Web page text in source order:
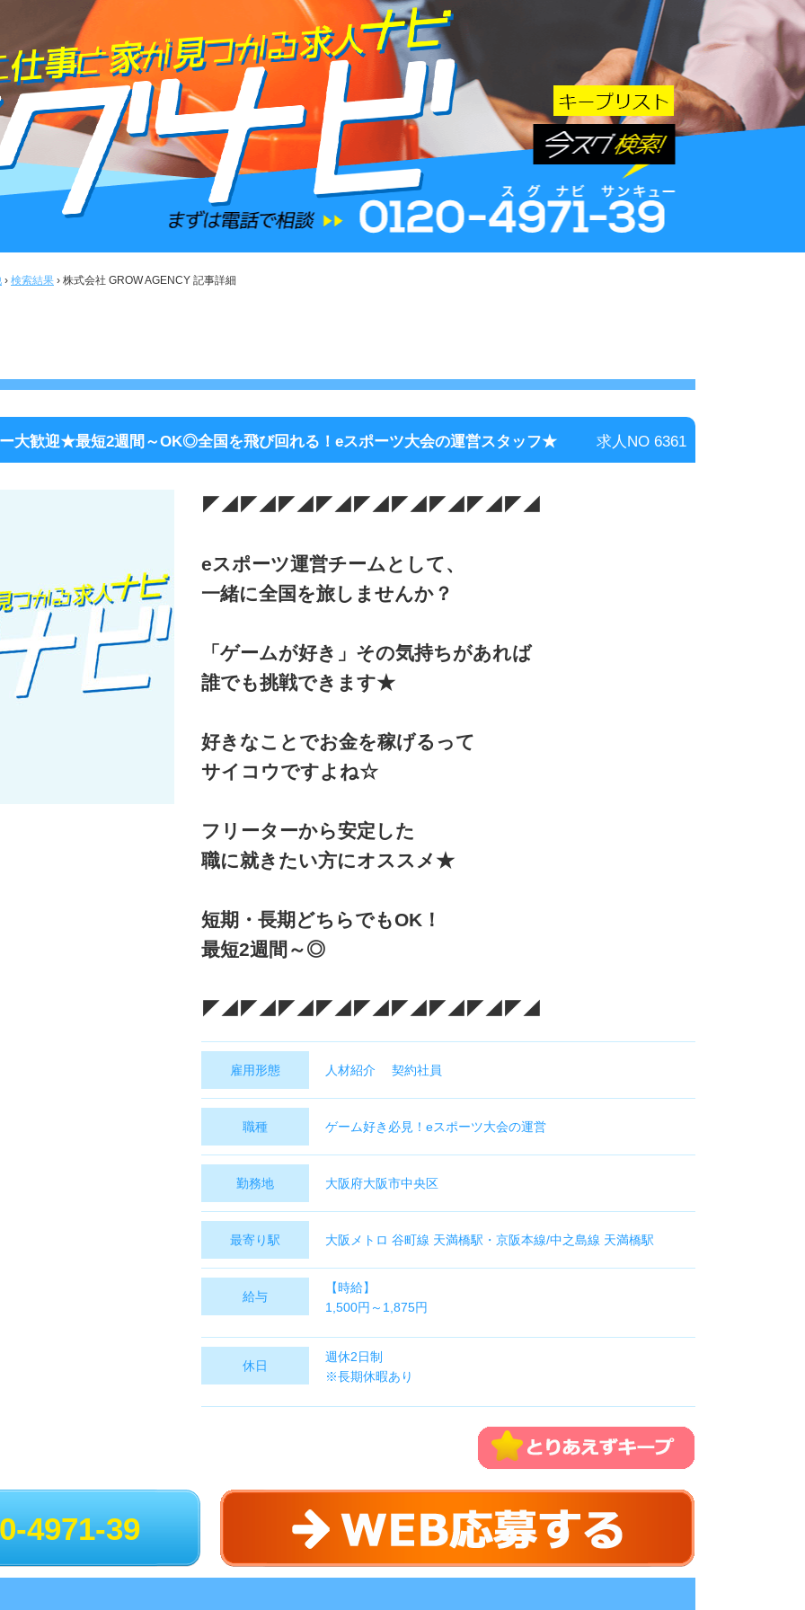
› 検索結果 › 株式会社 GROW AGENCY 記事詳細
大歓迎★最短2週間～OK◎全国を飛び回れる！eスポーツ大会の運営スタッフ★ 求人NO 6361
◤◢◤◢◤◢◤◢◤◢◤◢◤◢◤◢◤◢
eスポーツ運営チームとして、
一緒に全国を旅しませんか？
「ゲームが好き」その気持ちがあれば
誰でも挑戦できます★
好きなことでお金を稼げるって
サイコウですよね☆
フリーターから安定した
職に就きたい方にオススメ★
短期・長期どちらでもOK！
最短2週間～◎
◤◢◤◢◤◢◤◢◤◢◤◢◤◢◤◢◤◢
雇用形態 人材紹介 契約社員
職種 ゲーム好き必見！eスポーツ大会の運営
勤務地 大阪府大阪市中央区
最寄り駅 大阪メトロ 谷町線 天満橋駅・京阪本線/中之島線 天満橋駅
給与
【時給】
1,500円～1,875円
292,000円～
※昇給あり
※残業・深夜・休日・出張手当あり
＼＼こんな方にオススメ／／
◎ゲームが大好きな人
休日
週休2日制
※長期休暇あり
4971-39